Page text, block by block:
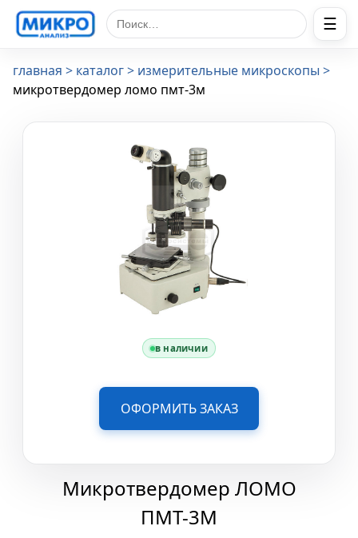
Поиск по сайту ☰
главная каталог
измерительные микроскопы
микротвердомер ломо пмт-3м
в наличии
ОФОРМИТЬ ЗАКАЗ
Микротвердомер ЛОМО
ПМТ-3М